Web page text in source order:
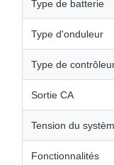
Type de batterie
Type d'onduleur
Type de
Sortie CA
Tension du
Fonctionnalités